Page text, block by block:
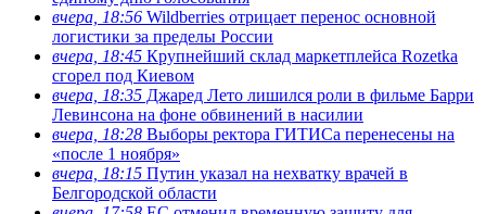
вчера, 18:56 Wildberries отрицает перенос основной
логистики за пределы России
вчера, 18:45 Крупнейший склад маркетплейса Rozetka
сгорел под Киевом
вчера, 18:35 Джаред Лето лишился роли в фильме Барри
Левинсона на фоне обвинений в насилии
вчера, 18:28 Выборы ректора ГИТИСа перенесены на
«после 1 ноября»
вчера, 18:15 Путин указал на нехватку врачей в
Белгородской области